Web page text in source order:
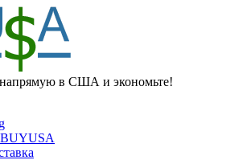
в США и экономьте!
BUYUSA